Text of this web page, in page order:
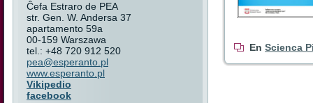
Ĉefa Estraro de PEA
str. Gen. W. Andersa 37
apartamento 59a
00-159 Warszawa
tel.: +48 720 912 520
pea@esperanto.pl
www.esperanto.pl
Vikipedio
facebook
En Scienca